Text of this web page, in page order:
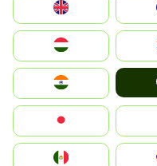
United Kingdom
Magyarország
Indonesia
South Korea